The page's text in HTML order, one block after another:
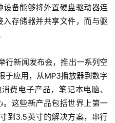
备能够将外置硬盘驱动器连
存储器并共享文件，而与驱
新闻发布会，推出一系列空
于应用，从MP3播放器到数字
费电子产品，笔记本电脑、
这些新产品包括世界上第一
到3.5英寸的解决方案，串行